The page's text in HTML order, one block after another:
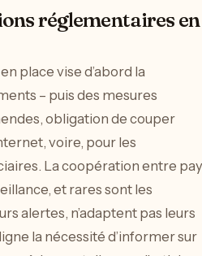
réglementaires en
place vise d’abord la
– puis des mesures
obligation de couper
voire, pour les
La coopération entre
et rares sont les
alertes, n’adaptent pas leurs
la nécessité d’informer sur